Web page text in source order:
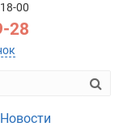
00
28
Новости